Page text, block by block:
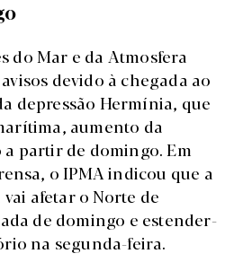
do Mar e da Atmosfera
devido à chegada ao
depressão Hermínia, que
aumento da
partir de domingo. Em
o IPMA indicou que a
afetar o Norte de
de domingo e estender-
na segunda-feira.